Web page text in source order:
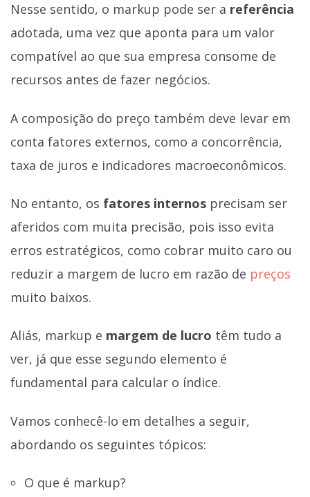
Nesse sentido, o markup pode ser a referência
adotada, uma vez que aponta para um valor
compatível ao que sua empresa consome de
recursos antes de fazer negócios.
A composição do preço também deve levar em
conta fatores externos, como a concorrência,
taxa de juros e indicadores macroeconômicos.
No entanto, os fatores internos precisam ser
aferidos com muita precisão, pois isso evita
erros estratégicos, como cobrar muito caro ou
reduzir a margem de lucro em razão de preços
muito baixos.
Aliás, markup e margem de lucro têm tudo a
ver, já que esse segundo elemento é
fundamental para calcular o índice.
Vamos conhecê-lo em detalhes a seguir,
abordando os seguintes tópicos:
O que é markup?